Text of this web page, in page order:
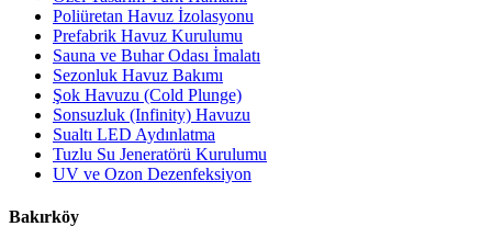
Poliüretan Havuz İzolasyonu
Prefabrik Havuz Kurulumu
Sauna ve Buhar Odası İmalatı
Sezonluk Havuz Bakımı
Şok Havuzu (Cold Plunge)
Sonsuzluk (Infinity) Havuzu
Sualtı LED Aydınlatma
Tuzlu Su Jeneratörü Kurulumu
UV ve Ozon Dezenfeksiyon
Bakırköy